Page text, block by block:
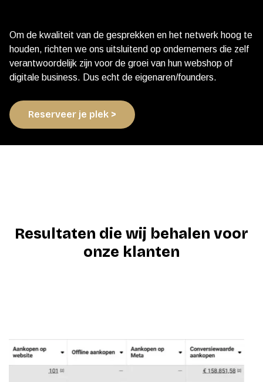
Om de kwaliteit van de gesprekken en het netwerk hoog te
houden, richten we ons uitsluitend op ondernemers die zelf
verantwoordelijk zijn voor de groei van hun webshop of
digitale business. Dus echt de eigenaren/founders.
Reserveer je plek >
Resultaten die wij behalen voor
onze klanten